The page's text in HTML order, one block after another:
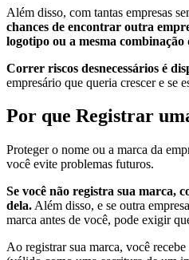
Além disso, com tantas empresas
chances de encontrar outra
logotipo ou a mesma
Correr riscos desnecessários é
empresário que queria crescer e se
Por que Registrar
Proteger o nome ou a marca da
você evite problemas futuros.
Se você não registra sua marca,
dela. Além disso, e se outra
marca antes de você, pode exigir
Ao registrar sua marca, você